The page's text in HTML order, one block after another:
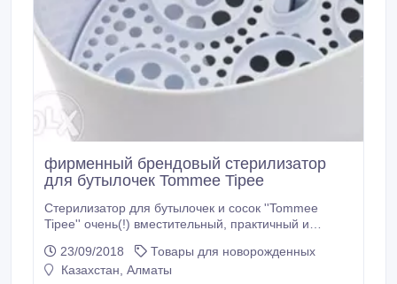
фирменный брендовый стерилизатор
для бутылочек Tommee Tipee
Стерилизатор для бутылочек и сосок ''Tommee
Tipee'' очень(!) вместительный, практичный и
23/09/2018
Товары для новорожденных
Казахстан, Алматы